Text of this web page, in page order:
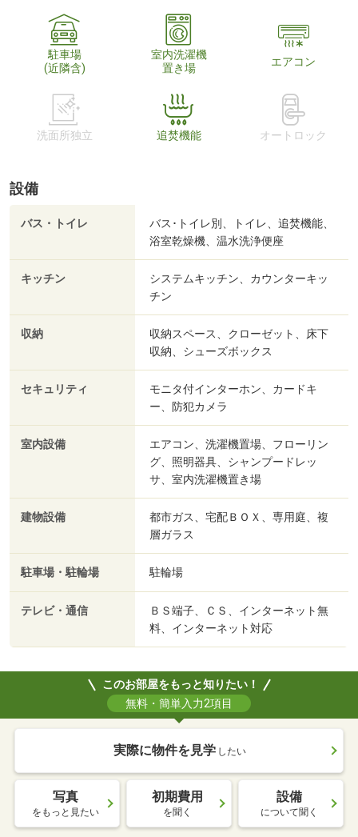
駐車場
(近隣含)
室内洗濯機
置き場
エアコン
洗面所独立 追焚機能 オートロック
設備
バス・トイレ
バス･トイレ別、トイレ、追焚機能、
浴室乾燥機、温水洗浄便座
キッチン
システムキッチン、カウンターキッ
チン
収納
収納スペース、クローゼット、床下
収納、シューズボックス
セキュリティ
モニタ付インターホン、カードキ
ー、防犯カメラ
室内設備
エアコン、洗濯機置場、フローリン
グ、照明器具、シャンプードレッ
サ、室内洗濯機置き場
建物設備
都市ガス、宅配ＢＯＸ、専用庭、複
層ガラス
駐車場・駐輪場 駐輪場
テレビ・通信
ＢＳ端子、ＣＳ、インターネット無
料、インターネット対応
このお部屋をもっと知りたい！
無料・簡単入力2項目
実際に物件を見学 したい
写真
をもっと見たい
初期費用
を聞く
設備
について聞く